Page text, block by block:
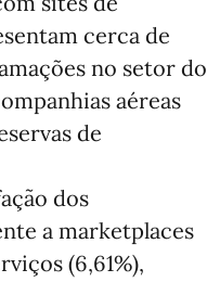
cerca de
no setor do
aéreas
de
dos
a marketplaces
(6,61%),